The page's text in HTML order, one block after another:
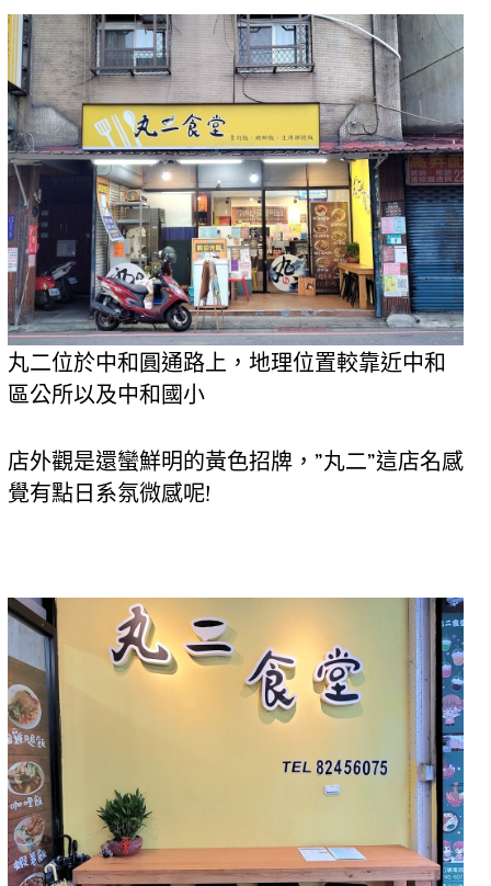
丸二位於中和圓通路上，地理位置較靠近中和
區公所以及中和國小
店外觀是還蠻鮮明的黃色招牌，”丸二”這店名感
覺有點日系氛微感呢!